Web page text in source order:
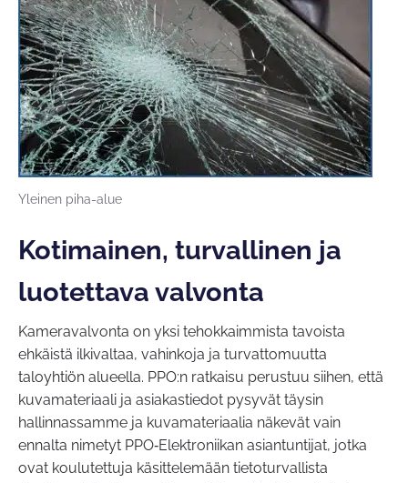
Yleinen piha-alue
Kotimainen, turvallinen ja
luotettava valvonta
Kameravalvonta on yksi tehokkaimmista tavoista
ehkäistä ilkivaltaa, vahinkoja ja turvattomuutta
taloyhtiön alueella. PPO:n ratkaisu perustuu siihen, että
kuvamateriaali ja asiakastiedot pysyvät täysin
hallinnassamme ja kuvamateriaalia näkevät vain
ennalta nimetyt PPO‑Elektroniikan asiantuntijat, jotka
ovat koulutettuja käsittelemään tietoturvallista